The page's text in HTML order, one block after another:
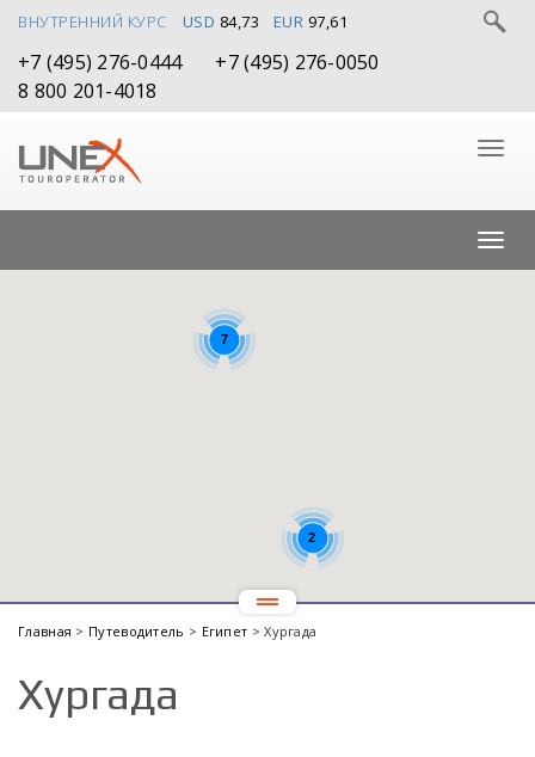
ВНУТРЕННИЙ КУРС USD 84,73 EUR 97,61
+7 (495) 276-0444
+7 (495) 276-0050
8 800 201-4018
7
2
Главная > Путеводитель > Египет > Хургада
Хургада